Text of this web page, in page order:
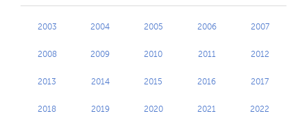
2003 2004 2005 2006 2007
2008 2009 2010 2011 2012
2013 2014 2015 2016 2017
2018 2019 2020 2021 2022